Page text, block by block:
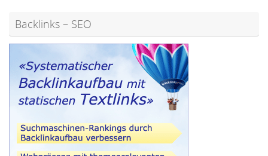
Backlinks – SEO